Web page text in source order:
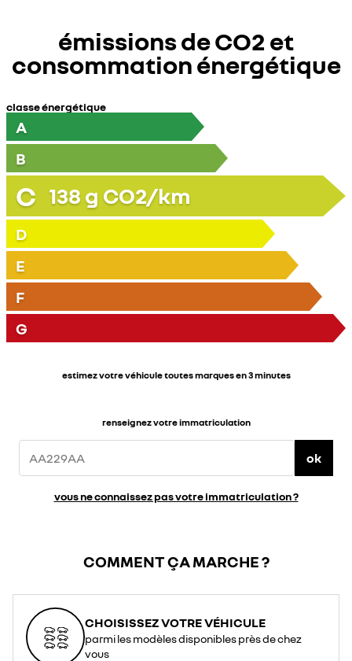
émissions de CO2 et
consommation énergétique
classe énergétique
A
B
C 138 g CO2/km
D
E
F
G
estimez votre véhicule toutes marques en 3 minutes
renseignez votre immatriculation
ok
vous ne connaissez pas votre immatriculation ?
COMMENT ÇA MARCHE ?
CHOISISSEZ VOTRE VÉHICULE
parmi les modèles disponibles près de chez
vous